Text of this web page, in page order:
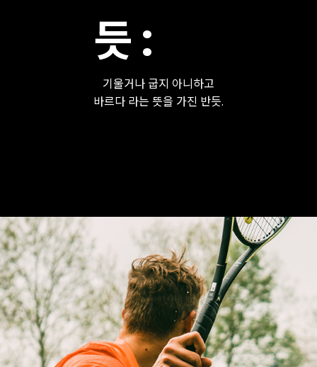
듯 :
기울거나 굽지 아니하고
바르다 라는 뜻을 가진 반듯.